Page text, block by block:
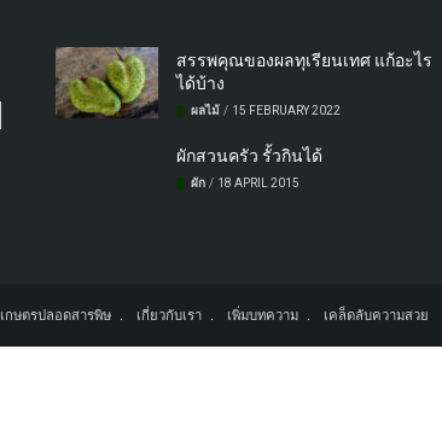
สรรพคุณของผลทุเรียนเทศ แก้อะไร
ได้บ้าง
ผลไม้ / 15 FEBRUARY 2022
ผักสวนครัว รั้วกินได้
ผัก / 18 APRIL 2015
เกษตรปลอดสารพิษ เกี่ยวกับเรา เพิ่มบทความ เคล็ดลับความสวย